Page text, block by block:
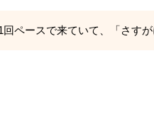
回ペースで来ていて、「さす